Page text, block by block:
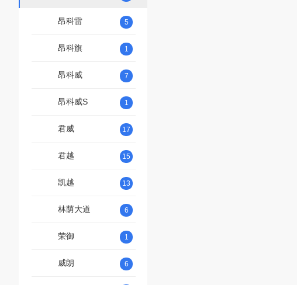
昂科雷 5
昂科旗 1
昂科威 7
昂科威S 1
君威 17
君越 15
凯越 13
林荫大道 6
荣御 1
威朗 6